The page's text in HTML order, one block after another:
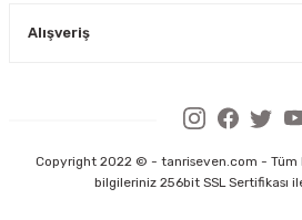
Alışveriş
Copyright 2022 © - tanriseven.com - Tüm
bilgileriniz 256bit SSL Sertifikası